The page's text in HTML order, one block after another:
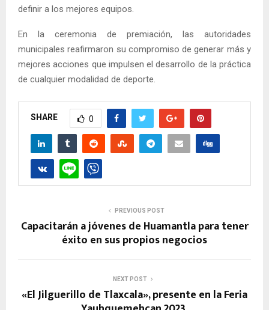
definir a los mejores equipos.
En la ceremonia de premiación, las autoridades
municipales reafirmaron su compromiso de generar más y
mejores acciones que impulsen el desarrollo de la práctica
de cualquier modalidad de deporte.
SHARE 0
PREVIOUS POST
Capacitarán a jóvenes de Huamantla para tener
éxito en sus propios negocios
NEXT POST
«El Jilguerillo de Tlaxcala», presente en la Feria